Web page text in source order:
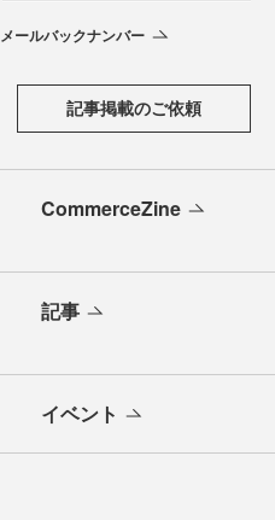
メールバックナンバー
記事掲載のご依頼
CommerceZine
記事
イベント